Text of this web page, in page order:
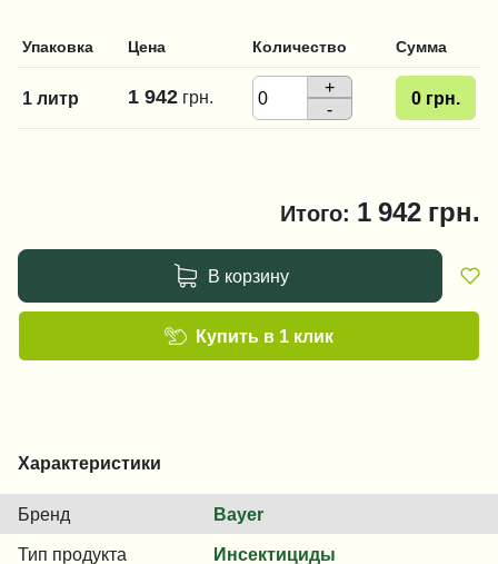
Упаковка Цена Количество Сумма
1 литр 1 942 грн.
+
-
0 грн.
Итого: 1 942 грн.
В корзину
Купить в 1 клик
Характеристики
Бренд Bayer
Тип продукта Инсектициды